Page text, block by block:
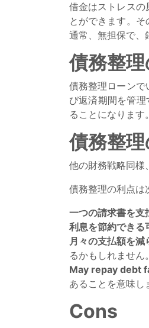
借金はストレスの
とができます。
通常、無担保で、
債務整
債務整理ローンで
び返済期間を管
ることになります
債務整
他の財務戦略同様
債務整理の利点は
一つの請求書を支
利息を節約できる
月々の支払額を
るかもしれません。
May repay debt
あることを意味し
Cons